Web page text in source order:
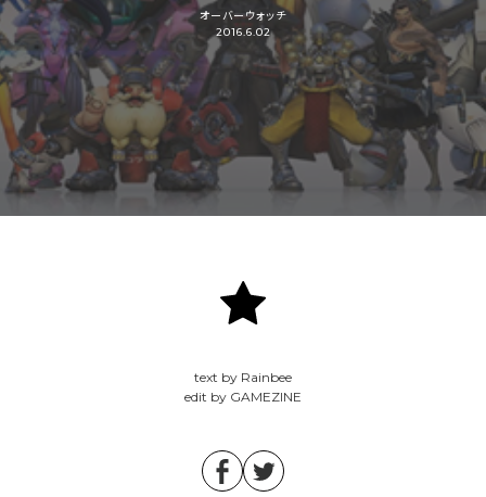
オーバーウォッチ
2016.6.02
text by Rainbee
edit by GAMEZINE